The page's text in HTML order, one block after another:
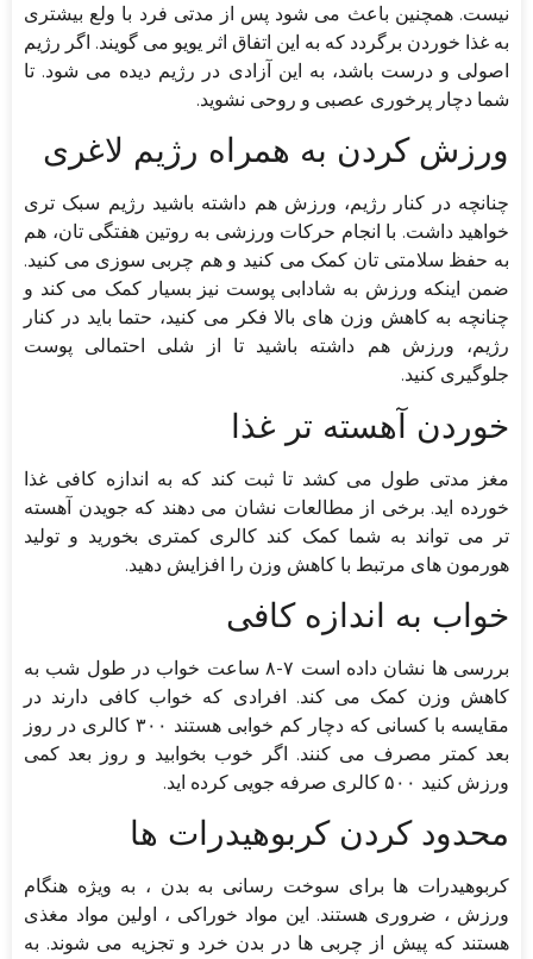
نیست. همچنین باعث می شود پس از مدتی فرد با ولع بیشتری
به غذا خوردن برگردد که به این اتفاق اثر یویو می گویند. اگر رژیم
اصولی و درست باشد، به این آزادی در رژیم دیده می ‌شود. تا
شما دچار پرخوری عصبی و روحی نشوید.
ورزش کردن به همراه رژیم لاغری
چنانچه در کنار رژیم، ورزش هم داشته باشید رژیم سبک تری
خواهید داشت. با انجام حرکات ورزشی به روتین هفتگی ‌تان، هم
به حفظ سلامتی ‌تان کمک می کنید و هم چربی سوزی می کنید.
ضمن اینکه ورزش به شادابی پوست نیز بسیار کمک می کند و
چنانچه به کاهش وزن های بالا فکر می کنید، حتما باید در کنار
رژیم، ورزش هم داشته باشید تا از شلی احتمالی پوست
جلوگیری کنید.
خوردن آهسته ‌تر غذا
مغز مدتی طول می کشد تا ثبت کند که به‌ اندازه کافی غذا
خورده‌ اید. برخی از مطالعات نشان می ‌دهند که جویدن آهسته
‌تر می ‌تواند به شما کمک کند کالری کمتری بخورید و تولید
هورمون ‌های مرتبط با کاهش وزن را افزایش دهید.
خواب به اندازه کافی
بررسی ‌ها نشان داده است ۷-۸ ساعت خواب در طول شب به
کاهش وزن کمک می‌ کند. افرادی که خواب کافی دارند در
مقایسه با کسانی که دچار کم خوابی هستند ۳۰۰ کالری در روز
بعد کمتر مصرف می ‌کنند. اگر خوب بخوابید و روز بعد کمی
ورزش کنید ۵۰۰ کالری صرفه جویی کرده اید.
محدود کردن کربوهیدرات ها
کربوهیدرات ‌ها برای سوخت ‌رسانی به بدن ، به ‌ویژه هنگام
ورزش ، ضروری هستند. این مواد خوراکی ، اولین مواد مغذی
هستند که پیش از چربی‌ ها در بدن خرد و تجزیه می ‌شوند. به